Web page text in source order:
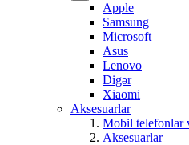
Apple
Samsung
Microsoft
Asus
Lenovo
Digər
Xiaomi
Aksesuarlar
Mobil telefonlar
Aksesuarlar